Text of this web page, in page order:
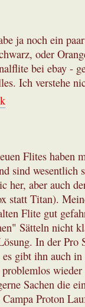
ja noch ein
oder
bei ebay -
Ich verstehe
Flites haben
sind wesentlich
her, aber auch
statt Titan).
Flite gut
Sätteln nicht
In der Pro
es gibt ihn auch
Sachen die
Campa Proton